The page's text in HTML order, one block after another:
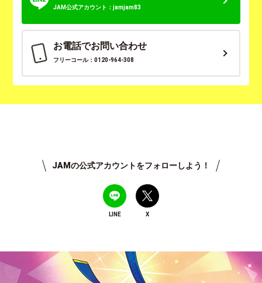
JAM公式アカウント：jamjam83
お電話でお問い合わせ
フリーコール：0120-964-308
JAMの公式アカウントをフォローしよう！
LINE X